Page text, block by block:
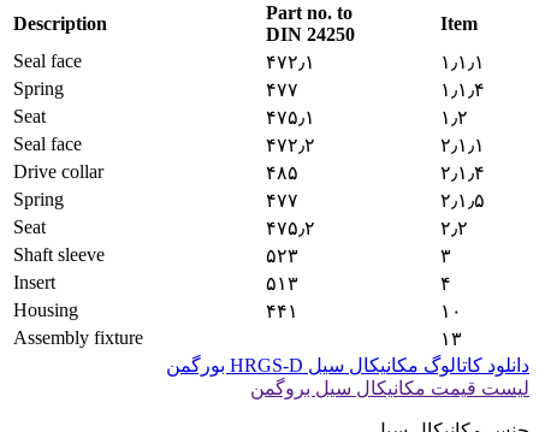
Item
Part no. to
DIN 24250
Description
۱٫۱٫۱
۴۷۲٫۱
Seal face
۱٫۱٫۴
۴۷۷
Spring
۱٫۲
۴۷۵٫۱
Seat
۲٫۱٫۱
۴۷۲٫۲
Seal face
۲٫۱٫۴
۴۸۵
Drive collar
۲٫۱٫۵
۴۷۷
Spring
۲٫۲
۴۷۵٫۲
Seat
۳
۵۲۳
Shaft sleeve
۴
۵۱۳
Insert
۱۰
۴۴۱
Housing
۱۳
Assembly fixture
دانلود کاتالوگ مکانیکال سیل HRGS-D بورگمن
لیست قیمت مکانیکال سیل بروگمن